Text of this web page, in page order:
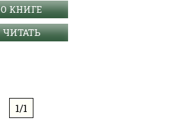
О КНИГЕ
ЧИТАТЬ
1/1